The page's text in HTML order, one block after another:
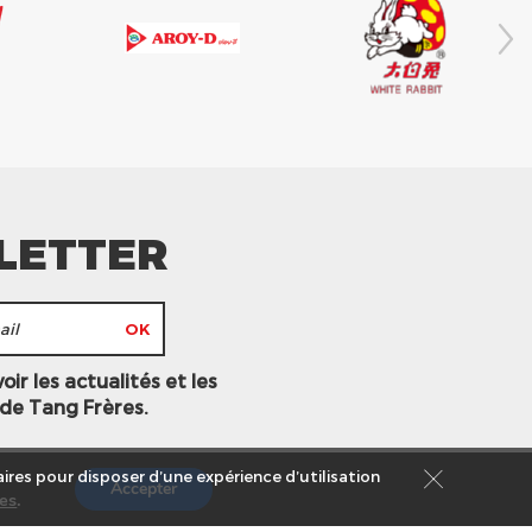
les actualités et les
Tang Frères.
légales
pour disposer d’une expérience d’utilisation
. Accepter